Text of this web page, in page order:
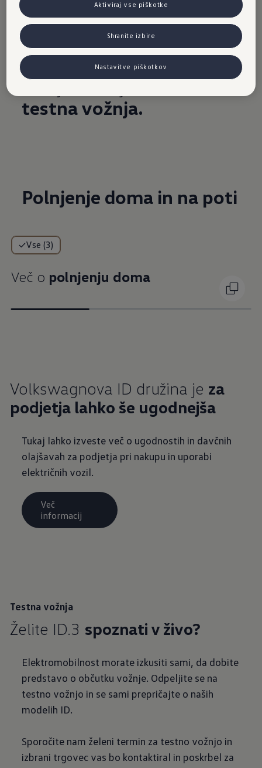
Takoj dobavljivavozilain
testna vožnja.
Polnjenje doma in na poti
Vse (3)
Več o polnjenju doma
Volkswagnova ID družina je za
podjetja lahko še ugodnejša
Tukaj lahko izveste več o ugodnostih in davčnih
olajšavah za podjetja pri nakupu in uporabi
električnih vozil.
Več
informacij
Testna vožnja
Želite ID.3 spoznati v živo?
Elektromobilnost morate izkusiti sami, da dobite
predstavo o občutku vožnje. Odpeljite se na
testno vožnjo in se sami prepričajte o naših
modelih ID.
Sporočite nam želeni termin za testno vožnjo in
izbrani trgovec vas bo kontaktiral in poskrbel za
Aktiviraj vse piškotke
Shranite izbire
Nastavitve piškotkov